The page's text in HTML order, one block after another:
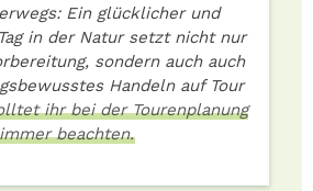
Ein glücklicher und
in der Natur setzt nicht nur
sondern auch auch
Handeln auf Tour
ihr bei der Tourenplanung
immer beachten.